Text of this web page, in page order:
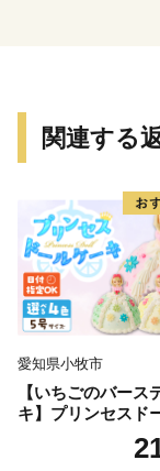
鮮魚、干物、
どうぞお気軽
【オンライン
オンラインワン
これまでは紙の
出が必要でした
当サービスを
関連する
愛知県小牧市
【いちごのバース
キ】プリンセスド
日時指定可 スイー
ト 洋菓子 お取り